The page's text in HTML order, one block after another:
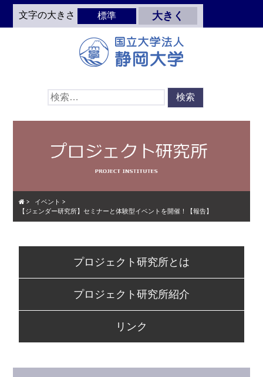
Skip
文字の大きさ 標準 大きく
検
索:
> イベント >
【ジェンダー研究所】セミナーと体験型イベントを開催！【報告】
Skip
プロジェクト研究所とは
プロジェクト研究所紹介
リンク